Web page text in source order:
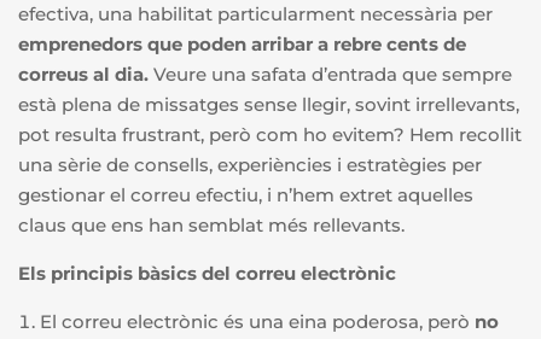
efectiva, una habilitat particularment necessària per
emprenedors que poden arribar a rebre cents de
correus al dia. Veure una safata d’entrada que sempre
està plena de missatges sense llegir, sovint irrellevants,
pot resulta frustrant, però com ho evitem? Hem recollit
una sèrie de consells, experiències i estratègies per
gestionar el correu efectiu, i n’hem extret aquelles
claus que ens han semblat més rellevants.
Els principis bàsics del correu electrònic
El correu electrònic és una eina poderosa, però no